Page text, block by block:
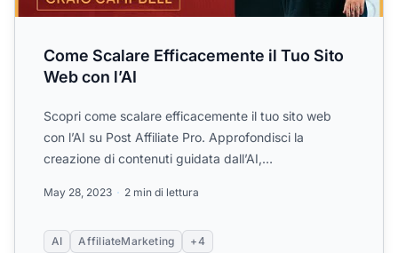
Come Scalare Efficacemente il Tuo Sito
Web con l’AI
Scopri come scalare efficacemente il tuo sito web
con l’AI su Post Affiliate Pro. Approfondisci la
creazione di contenuti guidata dall’AI,
May 28, 2023 2 min di lettura
AI AffiliateMarketing +4